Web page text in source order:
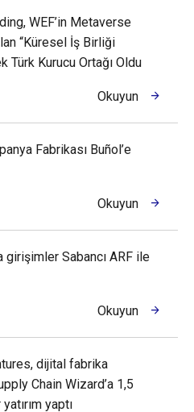
WEF’in Metaverse
“Küresel İş Birliği
Türk Kurucu Ortağı Oldu
Okuyun
Fabrikası Buñol’e
Okuyun
girişimler Sabancı ARF ile
Okuyun
dijital fabrika
Chain Wizard’a 1,5
yaptı